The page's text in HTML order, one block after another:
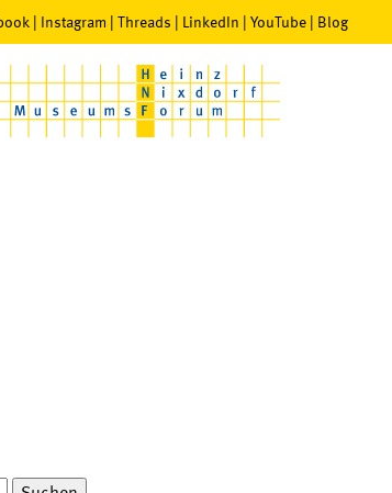
| Instagram | Threads | LinkedIn | YouTube | Blog